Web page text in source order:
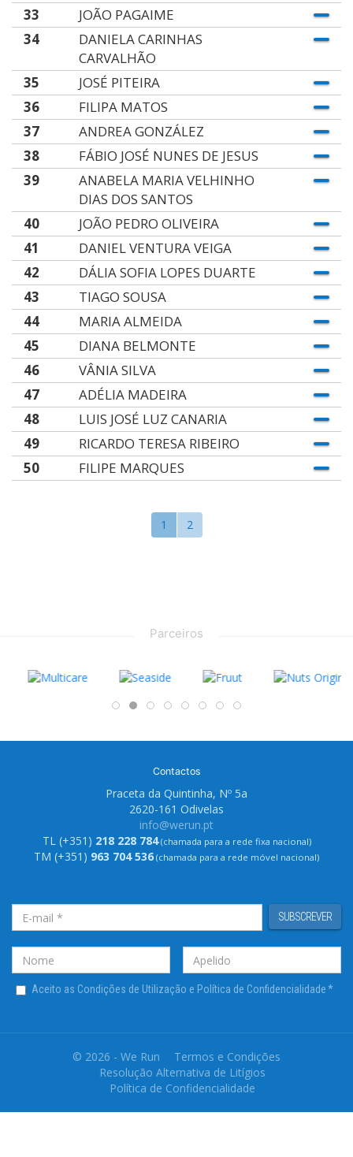
33
JOÃO PAGAIME
34
DANIELA CARINHAS
CARVALHÃO
35
JOSÉ PITEIRA
36
FILIPA MATOS
37
ANDREA GONZÁLEZ
38
FÁBIO JOSÉ NUNES DE JESUS
39
ANABELA MARIA VELHINHO
DIAS DOS SANTOS
40
JOÃO PEDRO OLIVEIRA
41
DANIEL VENTURA VEIGA
42
DÁLIA SOFIA LOPES DUARTE
43
TIAGO SOUSA
44
MARIA ALMEIDA
45
DIANA BELMONTE
46
VÂNIA SILVA
47
ADÉLIA MADEIRA
48
LUIS JOSÉ LUZ CANARIA
49
RICARDO TERESA RIBEIRO
50
FILIPE MARQUES
1 2
Parceiros
Contactos
Praceta da Quintinha, Nº 5a
2620-161 Odivelas
info@werun.pt
TL (+351) 218 228 784(chamada para a rede fixa nacional)
TM (+351) 963 704 536 (chamada para a rede móvel nacional)
SUBSCREVER
Aceito as Condições de Utilização e Política de Confidencialidade*
© 2026 - We Run
Termos e Condições
Resolução Alternativa de Litígios
Política de Confidencialidade